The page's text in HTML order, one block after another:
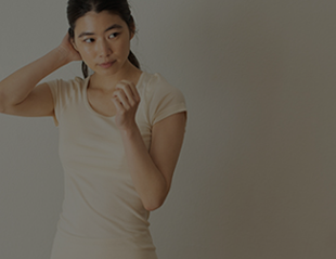
ワード
ウェアをチェック